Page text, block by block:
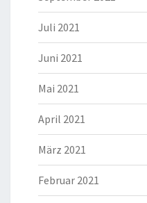
Juli 2021
Juni 2021
Mai 2021
April 2021
März 2021
Februar 2021